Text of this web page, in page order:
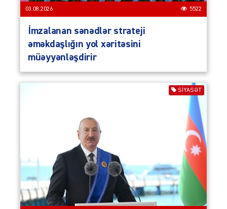
03.08.2026 5522
İmzalanan sənədlər strateji
əməkdaşlığın yol xəritəsini
müəyyənləşdirir
SIYASƏT